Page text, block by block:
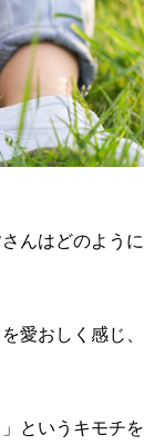
んはどのよう
愛おしく感じ
というキモチ